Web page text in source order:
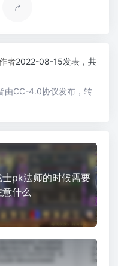
者2022-08-15发表，共
由CC-4.0协议发布，转
士pk法师的时候需要
意什么